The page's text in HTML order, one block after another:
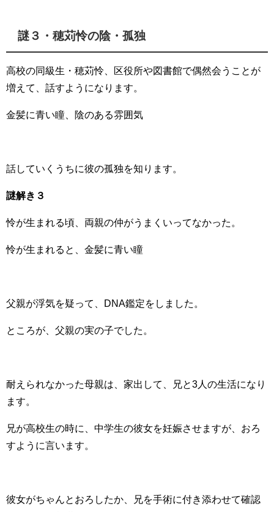
謎３・穂苅怜の陰・孤独
高校の同級生・穂苅怜、区役所や図書館で偶然会うことが
増えて、話すようになります。
金髪に青い瞳、陰のある雰囲気
話していくうちに彼の孤独を知ります。
謎解き３
怜が生まれる頃、両親の仲がうまくいってなかった。
怜が生まれると、金髪に青い瞳
父親が浮気を疑って、DNA鑑定をしました。
ところが、父親の実の子でした。
耐えられなかった母親は、家出して、兄と3人の生活になり
ます。
兄が高校生の時に、中学生の彼女を妊娠させますが、おろ
すように言います。
彼女がちゃんとおろしたか、兄を手術に付き添わせて確認